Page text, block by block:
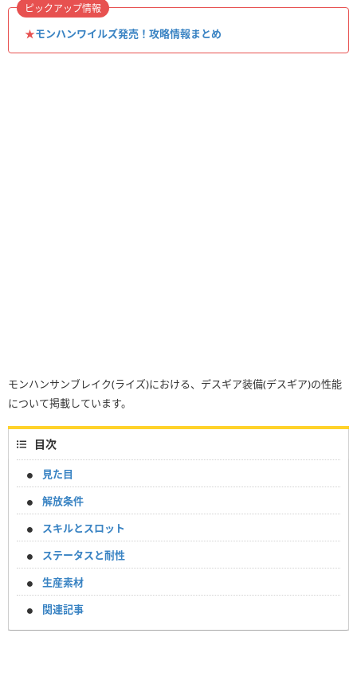
★モンハンワイルズ発売！攻略情報まとめ
ピックアップ情報
モンハンサンブレイク(ライズ)における、デスギア装備(デスギア)の性能
について掲載しています。
目次
見た目
解放条件
スキルとスロット
ステータスと耐性
生産素材
関連記事